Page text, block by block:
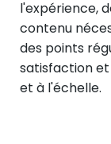
l'expérience,
contenu
des points
satisfaction et
et à l'échelle.